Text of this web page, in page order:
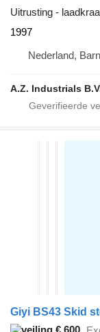
Uitrusting -
1997
Nederland,
A.Z. Industrials
Giyi BS43 Skid
€ 600